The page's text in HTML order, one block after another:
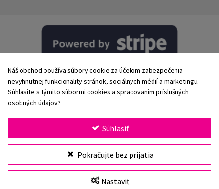
© 2002–2026 Origami-Bikini Kft. Všetky práva vyhradené.
Origami Bikini– prémiové dámske plavky a bikiny priamo
od výrobcu. Objav našu kolekciu pre rok 2026 s klasickými
aj modernými strihmi, jedinečnými vzormi a kvalitnými
plavkami vyrobenými z prvotriednych materiálov. Viac ako
Náš obchod používa súbory cookie za účelom zabezpečenia
nevyhnutnej funkcionality stránok, sociálnych médií a marketingu.
Súhlasíte s týmito súbormi cookies a spracovaním príslušných
osobných údajov?
Súhlasiť
Pokračujte bez prijatia
Nastaviť